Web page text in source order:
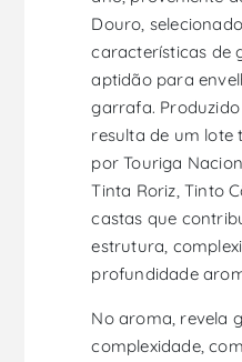
Douro,
características de
aptidão para
garrafa.
resulta de um lote
por Touriga
Tinta Roriz, Tinto
castas que
estrutura,
profundidade
No aroma, revela
complexidade,